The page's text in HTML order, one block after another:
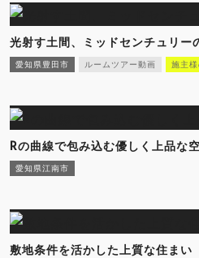
光射す土間、ミッドセンチュリー
愛知県豊田市 ルームツアー動画 施主
Rの曲線で包み込む優しく上品な
愛知県江南市
敷地条件を活かした上質な住まい